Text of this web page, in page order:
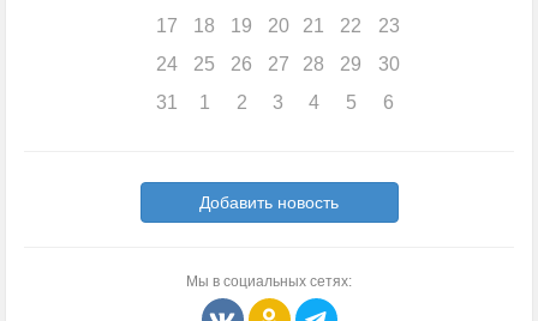
17
18 19 20 21 22
23
24
25 26 27 28 29
30
31
1 2 3 4 5 6
Добавить новость
Мы в социальных сетях: